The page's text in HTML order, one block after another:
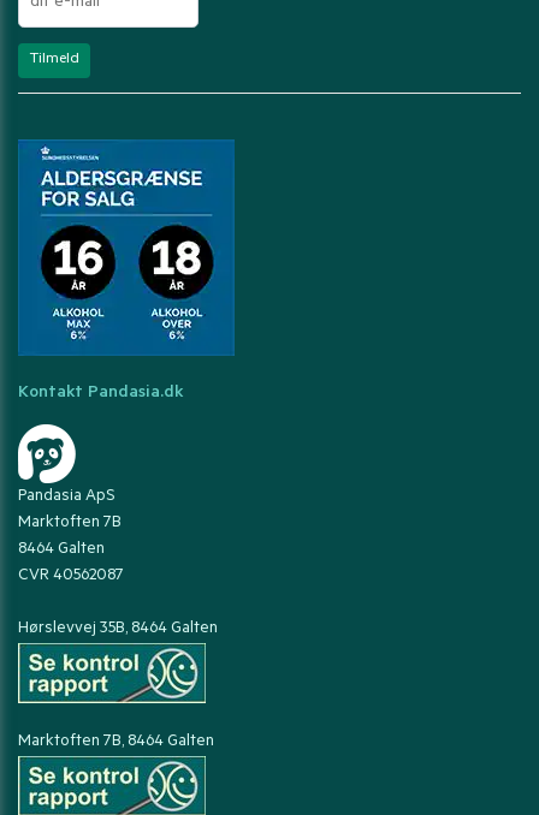
Kontakt Pandasia.dk
Pandasia ApS
Marktoften 7B
8464 Galten
CVR 40562087
Hørslevvej 35B, 8464 Galten
Marktoften 7B, 8464 Galten